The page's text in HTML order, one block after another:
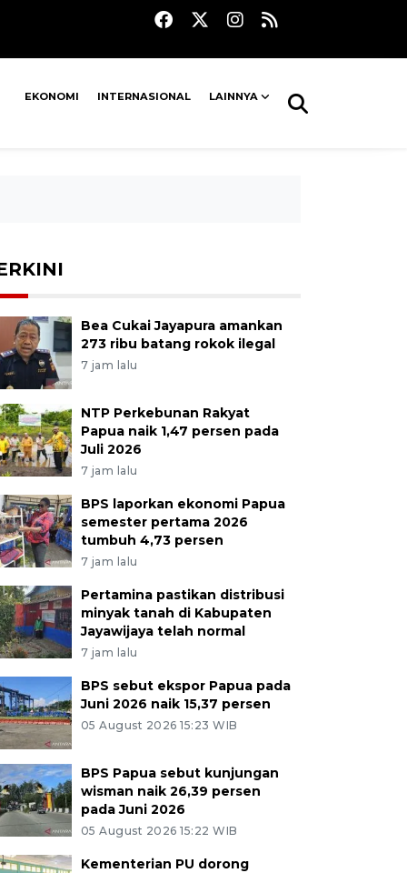
EKONOMI INTERNASIONAL LAINNYA
Bea Cukai Jayapura amankan
273 ribu batang rokok ilegal
7 jam lalu
NTP Perkebunan Rakyat
Papua naik 1,47 persen pada
Juli 2026
7 jam lalu
BPS laporkan ekonomi Papua
semester pertama 2026
tumbuh 4,73 persen
7 jam lalu
Pertamina pastikan distribusi
minyak tanah di Kabupaten
Jayawijaya telah normal
7 jam lalu
BPS sebut ekspor Papua pada
Juni 2026 naik 15,37 persen
05 August 2026 15:23 WIB
BPS Papua sebut kunjungan
wisman naik 26,39 persen
pada Juni 2026
05 August 2026 15:22 WIB
Kementerian PU dorong